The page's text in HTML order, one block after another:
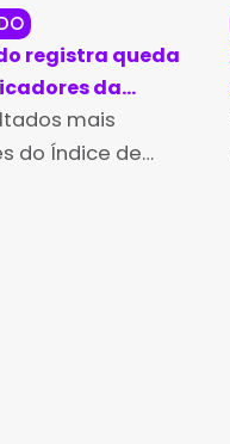
registra queda
da
municipal no
mais
do Índice de